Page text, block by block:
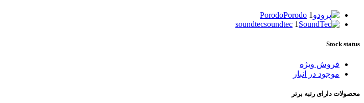
PorodoPorodo 1
soundtecsoundtec 1
Stock status
فروش ویژه
موجود در انبار
محصولات دارای رتبه برتر